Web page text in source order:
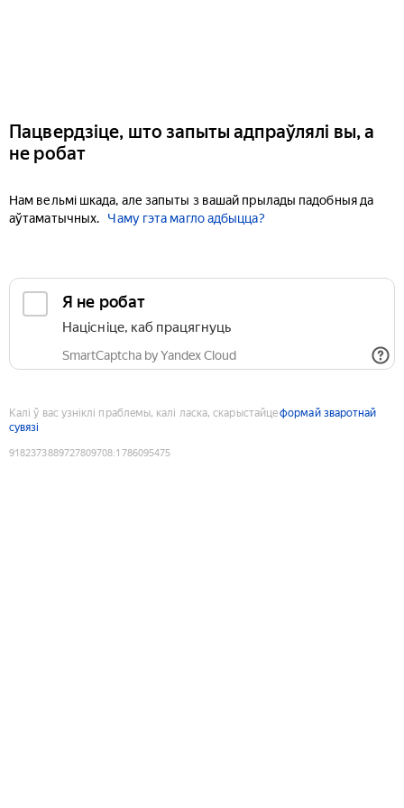
Пацвердзіце, што запыты адпраўлялі вы, а
не робат
Нам вельмі шкада, але запыты з вашай прылады падобныя да
аўтаматычных.
Чаму гэта магло адбыцца?
Я не робат
Націсніце, каб працягнуць
SmartCaptcha by Yandex Cloud
Калі ў вас узніклі праблемы, калі ласка, скарыстайцеформай зваротнай
сувязі
9182373889727809708:1786095475